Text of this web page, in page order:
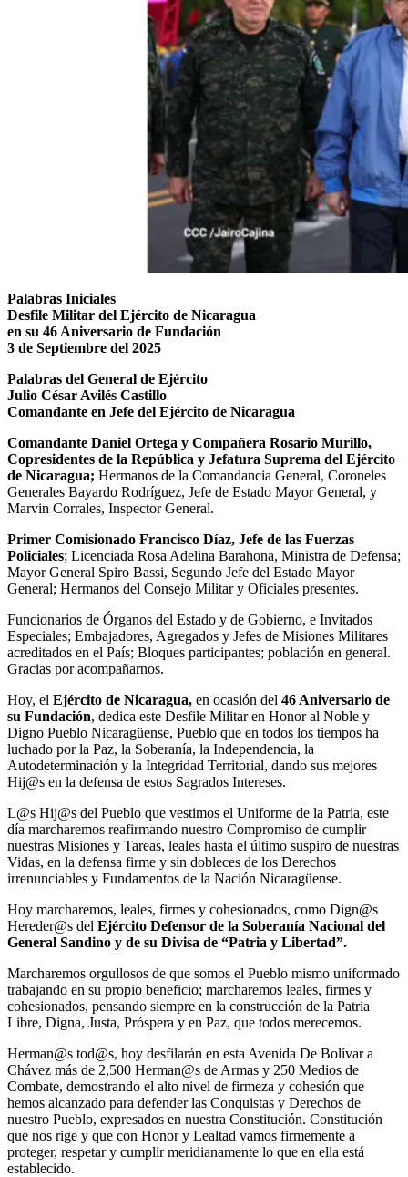
Palabras Iniciales
Desfile Militar del Ejército de Nicaragua
en su 46 Aniversario de Fundación
3 de Septiembre del 2025
Palabras del General de Ejército
Julio César Avilés Castillo
Comandante en Jefe del Ejército de Nicaragua
Comandante Daniel Ortega y Compañera Rosario Murillo,
Copresidentes de la República y Jefatura Suprema del Ejército
de Nicaragua; Hermanos de la Comandancia General, Coroneles
Generales Bayardo Rodríguez, Jefe de Estado Mayor General, y
Marvin Corrales, Inspector General.
Primer Comisionado Francisco Díaz, Jefe de las Fuerzas
Policiales; Licenciada Rosa Adelina Barahona, Ministra de Defensa;
Mayor General Spiro Bassi, Segundo Jefe del Estado Mayor
General; Hermanos del Consejo Militar y Oficiales presentes.
Funcionarios de Órganos del Estado y de Gobierno, e Invitados
Especiales; Embajadores, Agregados y Jefes de Misiones Militares
acreditados en el País; Bloques participantes; población en general.
Gracias por acompañarnos.
Hoy, el Ejército de Nicaragua, en ocasión del 46 Aniversario de
su Fundación, dedica este Desfile Militar en Honor al Noble y
Digno Pueblo Nicaragüense, Pueblo que en todos los tiempos ha
luchado por la Paz, la Soberanía, la Independencia, la
Autodeterminación y la Integridad Territorial, dando sus mejores
Hij@s en la defensa de estos Sagrados Intereses.
L@s Hij@s del Pueblo que vestimos el Uniforme de la Patria, este
día marcharemos reafirmando nuestro Compromiso de cumplir
nuestras Misiones y Tareas, leales hasta el último suspiro de nuestras
Vidas, en la defensa firme y sin dobleces de los Derechos
irrenunciables y Fundamentos de la Nación Nicaragüense.
Hoy marcharemos, leales, firmes y cohesionados, como Dign@s
Hereder@s del Ejército Defensor de la Soberanía Nacional del
General Sandino y de su Divisa de “Patria y Libertad”.
Marcharemos orgullosos de que somos el Pueblo mismo uniformado
trabajando en su propio beneficio; marcharemos leales, firmes y
cohesionados, pensando siempre en la construcción de la Patria
Libre, Digna, Justa, Próspera y en Paz, que todos merecemos.
Herman@s tod@s, hoy desfilarán en esta Avenida De Bolívar a
Chávez más de 2,500 Herman@s de Armas y 250 Medios de
Combate, demostrando el alto nivel de firmeza y cohesión que
hemos alcanzado para defender las Conquistas y Derechos de
nuestro Pueblo, expresados en nuestra Constitución. Constitución
que nos rige y que con Honor y Lealtad vamos firmemente a
proteger, respetar y cumplir meridianamente lo que en ella está
establecido.